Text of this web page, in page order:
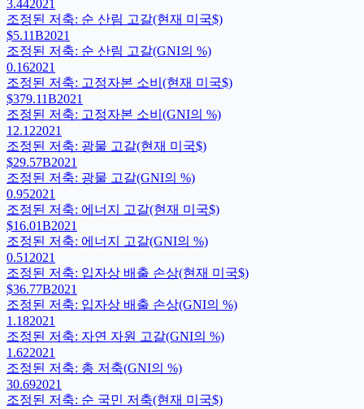
3.442021
조정된 저축: 순 산림 고갈(현재 미국$)
$5.11B2021
조정된 저축: 순 산림 고갈(GNI의 %)
0.162021
조정된 저축: 고정자본 소비(현재 미국$)
$379.11B2021
조정된 저축: 고정자본 소비(GNI의 %)
12.122021
조정된 저축: 광물 고갈(현재 미국$)
$29.57B2021
조정된 저축: 광물 고갈(GNI의 %)
0.952021
조정된 저축: 에너지 고갈(현재 미국$)
$16.01B2021
조정된 저축: 에너지 고갈(GNI의 %)
0.51 2021
조정된 저축: 입자상 배출 손상(현재 미국$)
$36.77B2021
조정된 저축: 입자상 배출 손상(GNI의 %)
1.182021
조정된 저축: 자연 자원 고갈(GNI의 %)
1.622021
조정된 저축: 총 저축(GNI의 %)
30.692021
조정된 저축: 순 국민 저축(현재 미국$)